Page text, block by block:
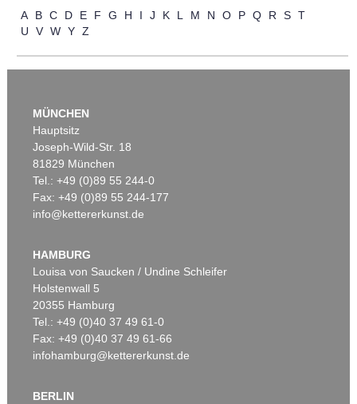
WASSILY KANDINSKY
Villa Seeburg am Staffelsee
Ergebnis:
€ 4.750.000
A B C D E F G H I J K L M N O P Q R S T
U
V W Y Z
MÜNCHEN
Hauptsitz
Joseph-Wild-Str. 18
81829 München
Tel.: +49 (0)89 55 244-0
Fax: +49 (0)89 55 244-177
info@kettererkunst.de
HAMBURG
Louisa von Saucken / Undine Schleifer
Holstenwall 5
20355 Hamburg
Tel.: +49 (0)40 37 49 61-0
Fax: +49 (0)40 37 49 61-66
infohamburg@kettererkunst.de
BERLIN